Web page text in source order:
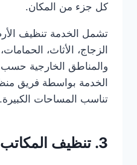
كل جزء من المكان.
تشمل الخدمة تنظيف
الزجاج، الأثاث،
والمناطق الخارجية
الخدمة بواسطة فريق
تناسب المساحات الكبيرة.
3. تنظيف المكاتب والشركات